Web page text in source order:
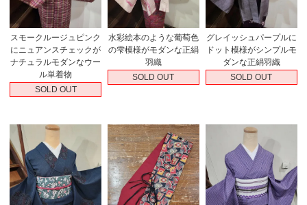
スモークルージュピンク
にニュアンスチェックが
ナチュラルモダンなウー
ル単着物
SOLD OUT
水彩絵本のような葡萄色
の雫模様がモダンな正絹
羽織
SOLD OUT
グレイッシュパープルに
ドット模様がシンプルモ
ダンな正絹羽織
SOLD OUT